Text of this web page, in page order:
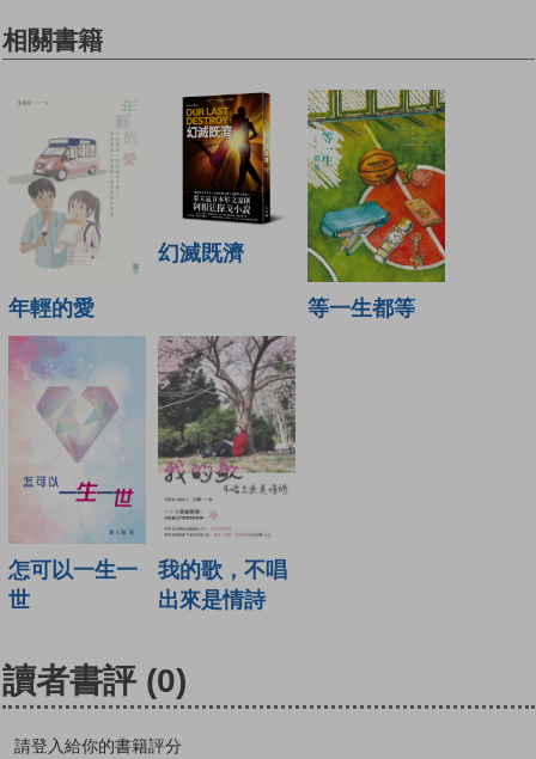
相關書籍
年輕的愛
幻滅既濟
等一生都等
怎可以一生一
世
我的歌，不唱
出來是情詩
讀者書評 (0)
請登入給你的書籍評分